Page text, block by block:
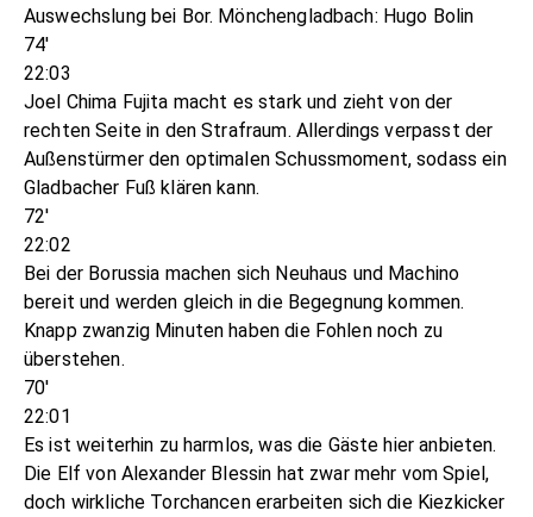
Auswechslung bei Bor. Mönchengladbach: Hugo Bolin
74'
22:03
Joel Chima Fujita macht es stark und zieht von der
rechten Seite in den Strafraum. Allerdings verpasst der
Außenstürmer den optimalen Schussmoment, sodass ein
Gladbacher Fuß klären kann.
72'
22:02
Bei der Borussia machen sich Neuhaus und Machino
bereit und werden gleich in die Begegnung kommen.
Knapp zwanzig Minuten haben die Fohlen noch zu
überstehen.
70'
22:01
Es ist weiterhin zu harmlos, was die Gäste hier anbieten.
Die Elf von Alexander Blessin hat zwar mehr vom Spiel,
doch wirkliche Torchancen erarbeiten sich die Kiezkicker